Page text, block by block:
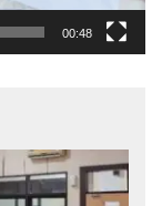
00:48